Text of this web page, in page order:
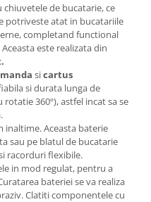
de bucatarie, ce
potriveste atat in bucatariile
completand functional
este realizata din
sicartus
si durata lunga de
rotatie 360º), astfel incat sa se
inaltime. Aceasta baterie
sau pe blatul de bucatarie
racorduri flexibile.
in mod regulat, pentru a
bateriei se va realiza
Clatiti componentele cu